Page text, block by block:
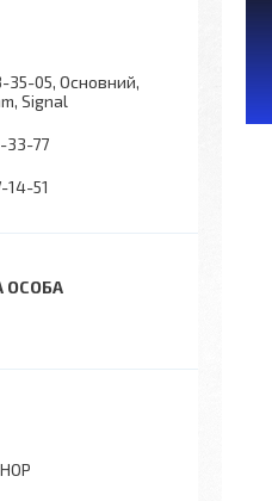
35-05 Основний,
Signal
33-77
14-51